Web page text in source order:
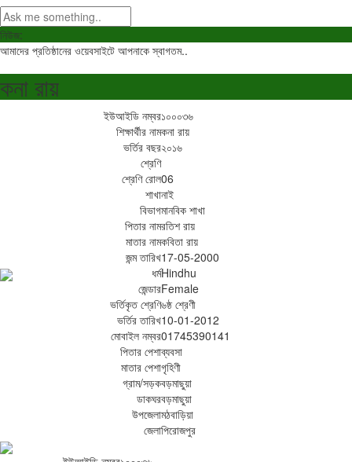
নিউজ:
আমাদের প্রতিষ্ঠানের ওয়েবসাইটে আপনাকে স্বাগতম..
কনা রায়
ইউআইডি নম্বর১০০০৩৬
শিক্ষার্থীর নামকনা রায়
ভর্তির বছর২০১৬
শ্রেণি
শ্রেণি রোল06
শাখানাই
বিভাগমানবিক শাখা
পিতার নামরতিশ রায়
মাতার নামকবিতা রায়
জন্ম তারিখ17-05-2000
ধর্মHindhu
জেন্ডারFemale
ভর্তিকৃত শ্রেণি৬ষ্ঠ শ্রেণী
ভর্তির তারিখ10-01-2012
মোবাইল নম্বর01745390141
পিতার পেশাব্যবসা
মাতার পেশাগৃহিণী
গ্রাম/সড়কবড়মাছুয়া
ডাকঘরবড়মাছুয়া
উপজেলামঠবাড়িয়া
জেলাপিরোজপুর